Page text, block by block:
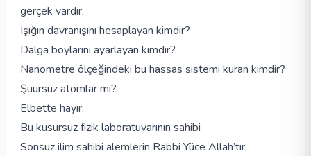
gerçek vardır.
Işığın davranışını hesaplayan kimdir?
Dalga boylarını ayarlayan kimdir?
Nanometre ölçeğindeki bu hassas sistemi kuran kimdir?
Şuursuz atomlar mı?
Elbette hayır.
Bu kusursuz fizik laboratuvarının sahibi
Sonsuz ilim sahibi alemlerin Rabbi Yüce Allah’tır.